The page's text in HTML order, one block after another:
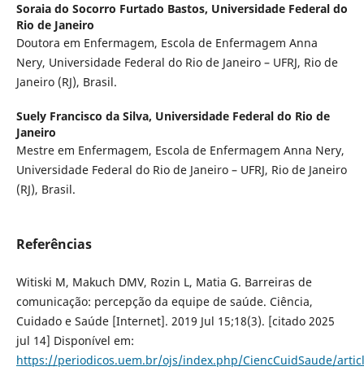
Soraia do Socorro Furtado Bastos, Universidade Federal do
Rio de Janeiro
Doutora em Enfermagem, Escola de Enfermagem Anna
Nery, Universidade Federal do Rio de Janeiro – UFRJ, Rio de
Janeiro (RJ), Brasil.
Suely Francisco da Silva, Universidade Federal do Rio de
Janeiro
Mestre em Enfermagem, Escola de Enfermagem Anna Nery,
Universidade Federal do Rio de Janeiro – UFRJ, Rio de Janeiro
(RJ), Brasil.
Referências
Witiski M, Makuch DMV, Rozin L, Matia G. Barreiras de
comunicação: percepção da equipe de saúde. Ciência,
Cuidado e Saúde [Internet]. 2019 Jul 15;18(3). [citado 2025
jul 14] Disponível em:
https://periodicos.uem.br/ojs/index.php/CiencCuidSaude/